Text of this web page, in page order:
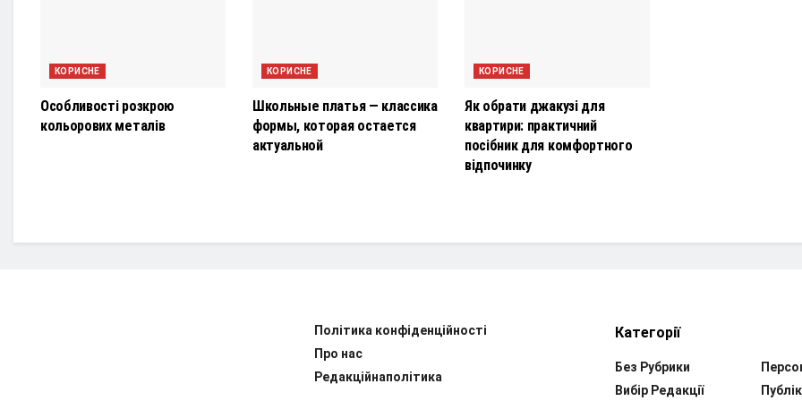
КОРИСНЕ
Особливості розкрою
кольорових металів
КОРИСНЕ
Школьные платья — классика
формы, которая остается
актуальной
КОРИСНЕ
Як обрати джакузі для
квартири: практичний
посібник для комфортного
відпочинку
Політика конфіденційності
Про нас
Редакційнаполітика
Категорії
Без Рубрики
Вибір Редакції